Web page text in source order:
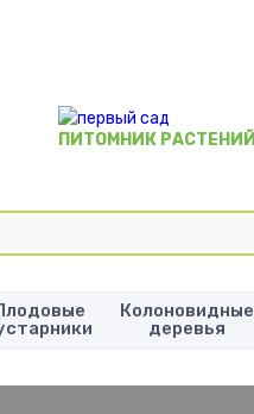
ПИТОМНИК РАСТЕНИЙ
Колоновидные
деревья